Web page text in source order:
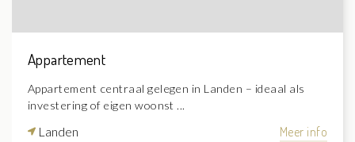
Appartement
Appartement centraal gelegen in Landen – ideaal als
investering of eigen woonst ...
Landen Meer info